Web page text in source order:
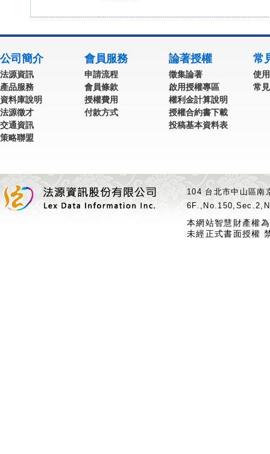
公司簡介
法源資訊
產品服務
資料庫說明
法源徵才
交通資訊
策略聯盟
會員服務
申請流程
會員條款
授權費用
付款方式
論著授權
徵集論著
啟用授權專區
權利金計算說明
授權合約書下載
投稿基本資料表
常
使
常
104 台北市中山區
本網站智慧財產權
未經正式書面授權